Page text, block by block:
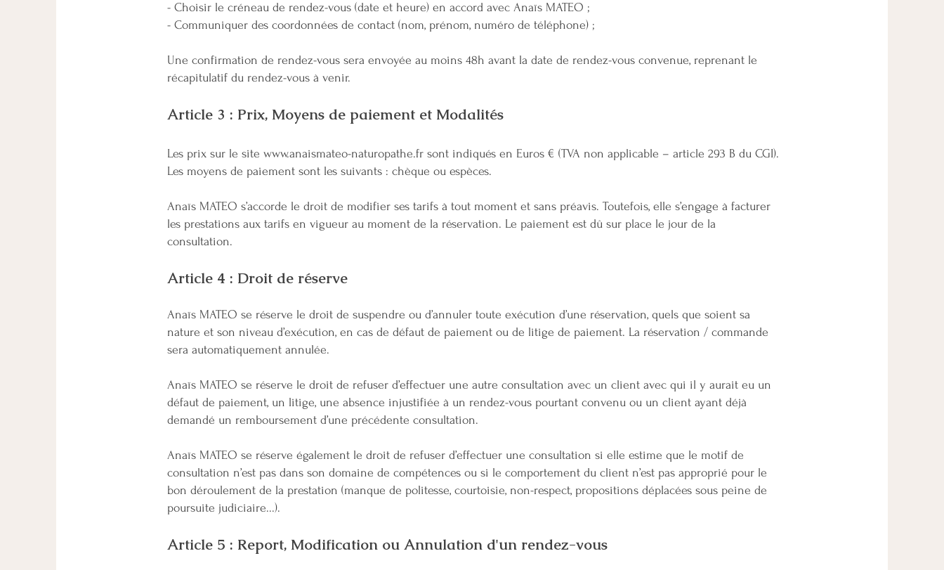
- Choisir le créneau de rendez-vous (date et heure) en accord avec Anaïs MATEO ;
- Communiquer des coordonnées de contact (nom, prénom, numéro de téléphone) ;
Une confirmation de rendez-vous sera envoyée au moins 48h avant la date de rendez-vous convenue, reprenant le
récapitulatif du rendez-vous à venir.
Article 3 : Prix, Moyens de paiement et Modalités
​Les prix sur le site www.anaismateo-naturopathe.fr sont indiqués en Euros € (TVA non applicable – article 293 B du CGI).
Les moyens de paiement sont les suivants : chèque ou espèces.
Anaïs MATEO s’accorde le droit de modifier ses tarifs à tout moment et sans préavis. Toutefois, elle s’engage à facturer
les prestations aux tarifs en vigueur au moment de la réservation. Le paiement est dû sur place le jour de la
consultation.
Article 4 : Droit de réserve
Anaïs MATEO se réserve le droit de suspendre ou d’annuler toute exécution d’une réservation, quels que soient sa
nature et son niveau d’exécution, en cas de défaut de paiement ou de litige de paiement. La réservation / commande
sera automatiquement annulée.
Anaïs MATEO se réserve le droit de refuser d’effectuer une autre consultation avec un client avec qui il y aurait eu un
défaut de paiement, un litige, une absence injustifiée à un rendez-vous pourtant convenu ou un client ayant déjà
demandé un remboursement d’une précédente consultation.
Anaïs MATEO se réserve également le droit de refuser d’effectuer une consultation si elle estime que le motif de
consultation n’est pas dans son domaine de compétences ou si le comportement du client n’est pas approprié pour le
bon déroulement de la prestation (manque de politesse, courtoisie, non-respect, propositions déplacées sous peine de
poursuite judiciaire...).
Article 5 : Report, Modification ou Annulation d'un rendez-vous